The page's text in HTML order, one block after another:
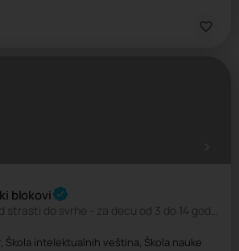
blokovi
Od igre do strasti, od strasti do svrhe - za decu od 3 do 14 godina
Škola intelektualnih veština, Škola nauke